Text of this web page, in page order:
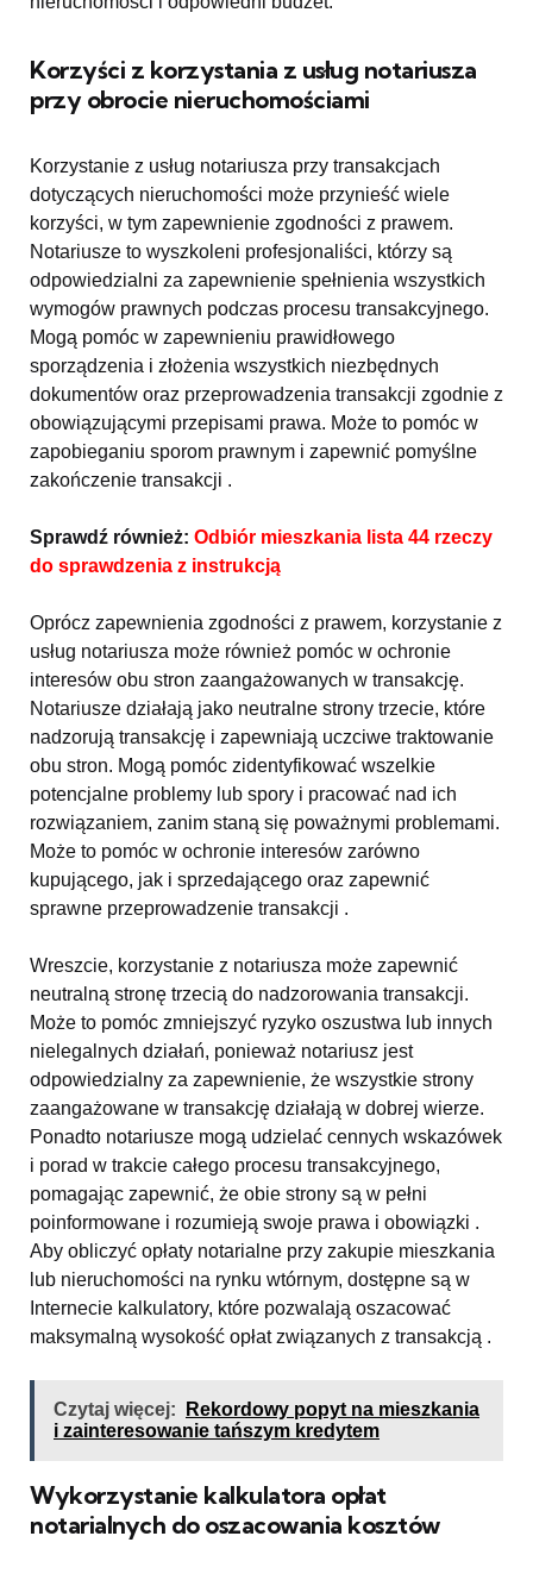
Korzyści z korzystania z usług notariusza
przy obrocie nieruchomościami
Korzystanie z usług notariusza przy transakcjach
dotyczących nieruchomości może przynieść wiele
korzyści, w tym zapewnienie zgodności z prawem.
Notariusze to wyszkoleni profesjonaliści, którzy są
odpowiedzialni za zapewnienie spełnienia wszystkich
wymogów prawnych podczas procesu transakcyjnego.
Mogą pomóc w zapewnieniu prawidłowego
sporządzenia i złożenia wszystkich niezbędnych
dokumentów oraz przeprowadzenia transakcji zgodnie z
obowiązującymi przepisami prawa. Może to pomóc w
zapobieganiu sporom prawnym i zapewnić pomyślne
zakończenie transakcji .
Sprawdź również: Odbiór mieszkania lista 44 rzeczy
do sprawdzenia z instrukcją
Oprócz zapewnienia zgodności z prawem, korzystanie z
usług notariusza może również pomóc w ochronie
interesów obu stron zaangażowanych w transakcję.
Notariusze działają jako neutralne strony trzecie, które
nadzorują transakcję i zapewniają uczciwe traktowanie
obu stron. Mogą pomóc zidentyfikować wszelkie
potencjalne problemy lub spory i pracować nad ich
rozwiązaniem, zanim staną się poważnymi problemami.
Może to pomóc w ochronie interesów zarówno
kupującego, jak i sprzedającego oraz zapewnić
sprawne przeprowadzenie transakcji .
Wreszcie, korzystanie z notariusza może zapewnić
neutralną stronę trzecią do nadzorowania transakcji.
Może to pomóc zmniejszyć ryzyko oszustwa lub innych
nielegalnych działań, ponieważ notariusz jest
odpowiedzialny za zapewnienie, że wszystkie strony
zaangażowane w transakcję działają w dobrej wierze.
Ponadto notariusze mogą udzielać cennych wskazówek
i porad w trakcie całego procesu transakcyjnego,
pomagając zapewnić, że obie strony są w pełni
poinformowane i rozumieją swoje prawa i obowiązki .
Aby obliczyć opłaty notarialne przy zakupie mieszkania
lub nieruchomości na rynku wtórnym, dostępne są w
Internecie kalkulatory, które pozwalają oszacować
maksymalną wysokość opłat związanych z transakcją .
Czytaj więcej:
Rekordowy popyt na mieszkania
i zainteresowanie tańszym kredytem
Wykorzystanie kalkulatora opłat
notarialnych do oszacowania kosztów